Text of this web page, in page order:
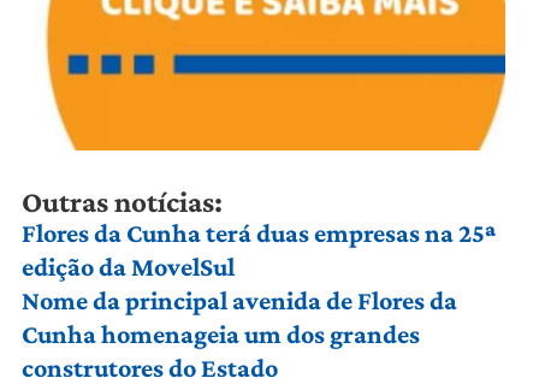
Outras notícias:
Flores da Cunha terá duas empresas na 25ª
edição da MovelSul
Nome da principal avenida de Flores da
Cunha homenageia um dos grandes
construtores do Estado